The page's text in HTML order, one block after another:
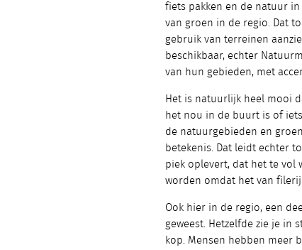
fiets pakken en de natuur
van groen in de regio. Dat
gebruik van terreinen
beschikbaar, echter
van hun gebieden, met
Het is natuurlijk heel mooi
het nou in de buurt is of
de natuurgebieden en
betekenis. Dat leidt echter
piek oplevert, dat het te vol
worden omdat het van
Ook hier in de regio, een
geweest. Hetzelfde zie je in
kop. Mensen hebben meer